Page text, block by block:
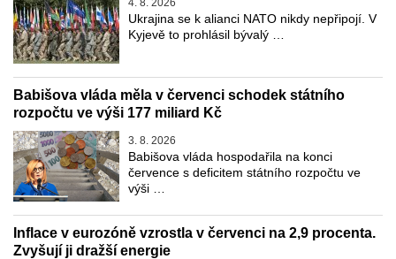
Ukrajina se k alianci NATO nikdy nepřipojí. V
Kyjevě to prohlásil bývalý …
Babišova vláda měla v červenci schodek státního
rozpočtu ve výši 177 miliard Kč
3. 8. 2026
Babišova vláda hospodařila na konci
července s deficitem státního rozpočtu ve
výši …
Inflace v eurozóně vzrostla v červenci na 2,9 procenta.
Zvyšují ji dražší energie